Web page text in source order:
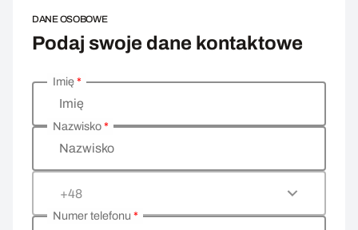
DANE OSOBOWE
Podaj swoje dane kontaktowe
Wprowadź swoje dane osobowe
Imię
Imię*
Nazwisko
Nazwisko*
+48
Numer telefonu *